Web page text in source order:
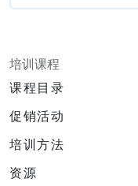
培训课程
课程目录
促销活动
培训方法
资源